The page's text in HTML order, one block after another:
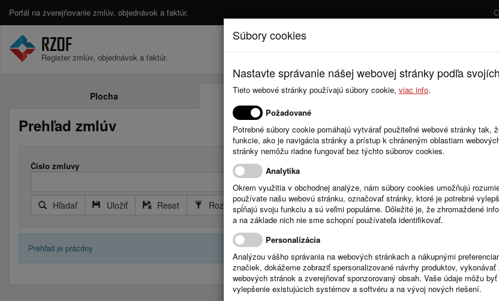
Portál na zverejňovanie zmlúv, objednávok a faktúr.
Register zmlúv, objednávok a faktúr.
Úvod
Plocha Zmluvy
Prehľad zmlúv
Číslo zmluvy
Hľadať Uložiť Reset Rozšírený filter R Stĺpce
Prehľad je prázdny
Súbory cookies
Nastavte správanie nášej webovej stránky podľa
Tieto webové stránky používajú súbory cookie, viac info.
Požadované
Potrebné súbory cookie pomáhajú vytvárať použiteľné webové stránky tak,
funkcie, ako je navigácia stránky a prístup k chráneným oblastiam
stránky nemôžu riadne fungovať bez týchto súborov cookies.
Analytika
Okrem využitia v obchodnej analýze, nám súbory cookies umožňujú
používate našu webovú stránku, označovať stránky, ktoré je potrebné
spĺňajú svoju funkciu a sú veľmi populárne. Dôležité je, že zhromaždené
a na základe nich nie sme schopní používateľa identifikovať.
Personalizácia
Analýzou vášho správania na webových stránkach a nákupnými
značiek, dokážeme zobraziť spersonalizované návrhy produktov,
webových stránok a zverejňovať sponzorovaný obsah. Vaše údaje môžu
vylepšenie existujúcich systémov a softvéru a na vývoj nových riešení.